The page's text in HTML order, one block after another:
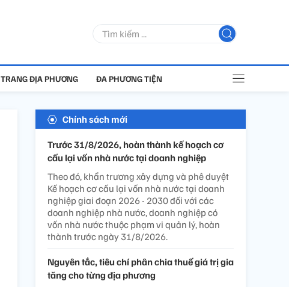
TRANG ĐỊA PHƯƠNG ĐA PHƯƠNG TIỆN
Chính sách mới
Trước 31/8/2026, hoàn thành kế hoạch cơ
cấu lại vốn nhà nước tại doanh nghiệp
Theo đó, khẩn trương xây dựng và phê duyệt
Kế hoạch cơ cấu lại vốn nhà nước tại doanh
nghiệp giai đoạn 2026 - 2030 đối với các
doanh nghiệp nhà nước, doanh nghiệp có
vốn nhà nước thuộc phạm vi quản lý, hoàn
thành trước ngày 31/8/2026.
Nguyên tắc, tiêu chí phân chia thuế giá trị gia
tăng cho từng địa phương